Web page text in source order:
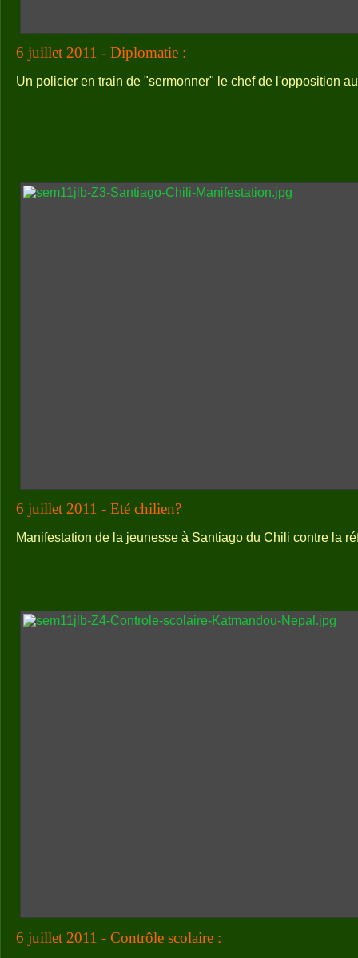
6 juillet 2011 - Diplomatie :
Un policier en train de "sermonner" le chef de l'opposition
6 juillet 2011 - Eté chilien?
Manifestation de la jeunesse à Santiago du Chili contre la
6 juillet 2011 - Contrôle scolaire :